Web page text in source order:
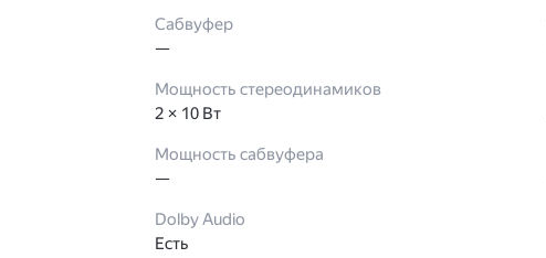
Сабвуфер
—
Мощность стереодинамиков
2 × 10 Вт
Мощность сабвуфера
—
Dolby Audio
Есть